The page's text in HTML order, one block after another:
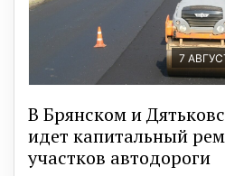
7
В Брянском и
идет капитальный
участков автодороги